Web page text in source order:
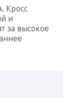
Кросс
и
за высокое